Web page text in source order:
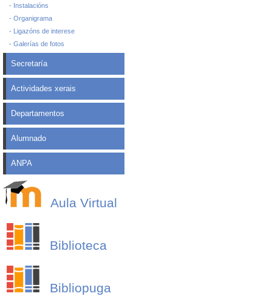
- Instalacións
- Organigrama
- Ligazóns de interese
- Galerías de fotos
Secretaría
Actividades xerais
Departamentos
Alumnado
ANPA
Aula Virtual
Biblioteca
Bibliopuga